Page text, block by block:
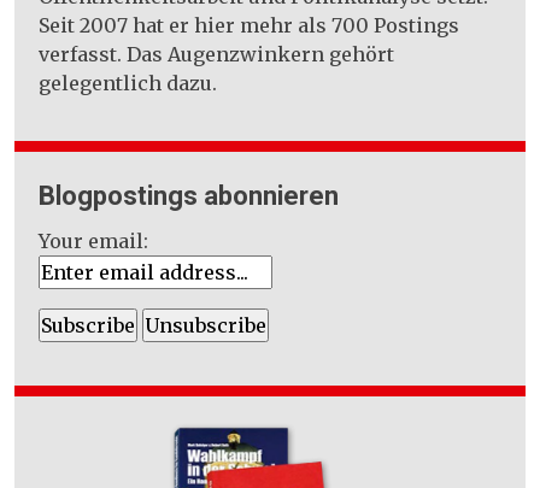
Seit 2007 hat er hier mehr als 700 Postings
verfasst. Das Augenzwinkern gehört
gelegentlich dazu.
Blogpostings abonnieren
Your email: